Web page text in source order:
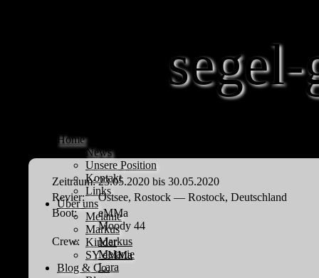
Home
News
Unsere Position
Kontakt
Links
Über uns
Melanie
Markus
Kinder
SY eMMa
Blog & Co.
Zeitraum: 23.05.2020 bis 30.05.2020
Revier:
Ostsee, Rostock — Rostock, Deutschland
Boot:
eMMa
Moody 44
Crew:
Markus
Melanie
Lara